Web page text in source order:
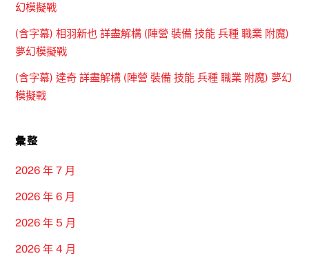
幻模擬戰
(含字幕) 相羽新也 詳盡解構 (陣營 裝備 技能 兵種 職業 附魔)
夢幻模擬戰
(含字幕) 達奇 詳盡解構 (陣營 裝備 技能 兵種 職業 附魔) 夢幻
模擬戰
彙整
2026 年 7 月
2026 年 6 月
2026 年 5 月
2026 年 4 月